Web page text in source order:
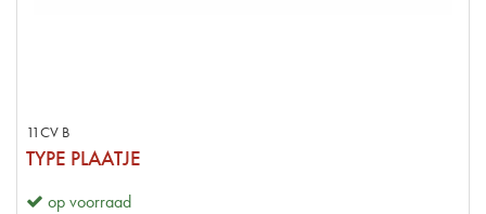
11CV B
TYPE PLAATJE
op voorraad